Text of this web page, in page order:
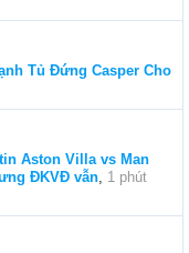
Tủ Đứng Casper Cho
Aston Villa vs Man
ĐKVĐ vẫn, 1 phút